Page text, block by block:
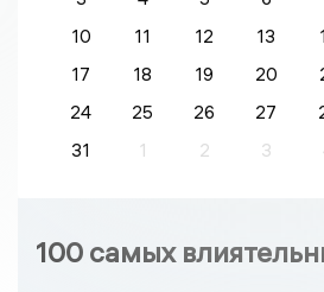
10
11 12 13
17
18 19 20
24
25 26 27
31
1 2 3
100 самых